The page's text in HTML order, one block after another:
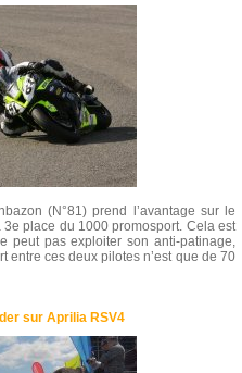
(N°81) prend l’avantage sur le
place du 1000 promosport. Cela est
peut pas exploiter son anti-patinage,
entre ces deux pilotes n’est que de 70
sur Aprilia RSV4